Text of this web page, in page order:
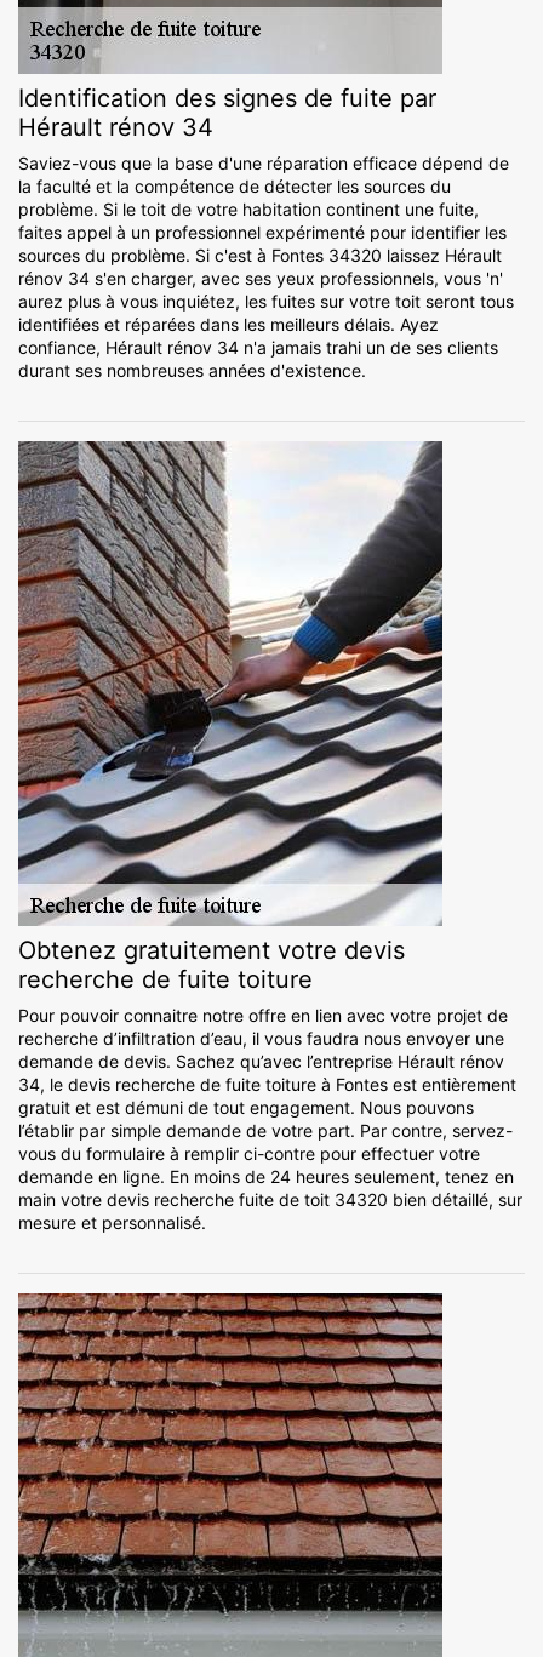
Identification des signes de fuite par
Hérault rénov 34
Saviez-vous que la base d'une réparation efficace dépend de
la faculté et la compétence de détecter les sources du
problème. Si le toit de votre habitation continent une fuite,
faites appel à un professionnel expérimenté pour identifier les
sources du problème. Si c'est à Fontes 34320 laissez Hérault
rénov 34 s'en charger, avec ses yeux professionnels, vous 'n'
aurez plus à vous inquiétez, les fuites sur votre toit seront tous
identifiées et réparées dans les meilleurs délais. Ayez
confiance, Hérault rénov 34 n'a jamais trahi un de ses clients
durant ses nombreuses années d'existence.
Obtenez gratuitement votre devis
recherche de fuite toiture
Pour pouvoir connaitre notre offre en lien avec votre projet de
recherche d’infiltration d’eau, il vous faudra nous envoyer une
demande de devis. Sachez qu’avec l’entreprise Hérault rénov
34, le devis recherche de fuite toiture à Fontes est entièrement
gratuit et est démuni de tout engagement. Nous pouvons
l’établir par simple demande de votre part. Par contre, servez-
vous du formulaire à remplir ci-contre pour effectuer votre
demande en ligne. En moins de 24 heures seulement, tenez en
main votre devis recherche fuite de toit 34320 bien détaillé, sur
mesure et personnalisé.